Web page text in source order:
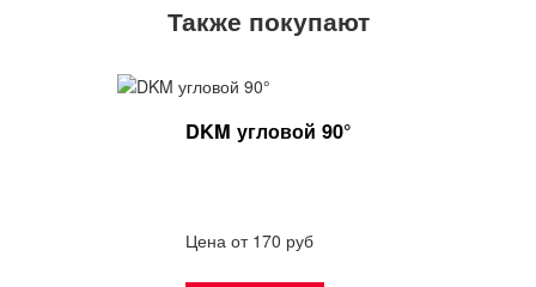
Также покупают
DKM угловой 90°
Цена от 170 руб